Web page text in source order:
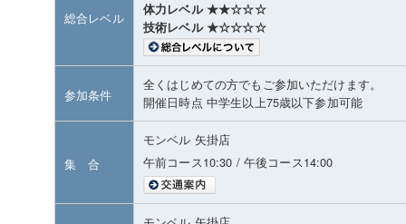
総合レベル
体力レベル ★★☆☆☆
技術レベル ★☆☆☆☆
参加条件
全くはじめての方でもご参加いただけます。
開催日時点 中学生以上75歳以下参加可能
集 合
モンベル 矢掛店
午前コース10:30 / 午後コース14:00